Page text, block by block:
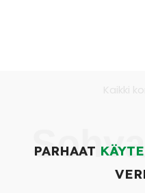
PARHAAT